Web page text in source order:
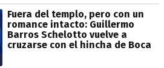
Fuera del templo, pero con un
romance intacto: Guillermo
Barros Schelotto vuelve a
cruzarse con el hincha de Boca